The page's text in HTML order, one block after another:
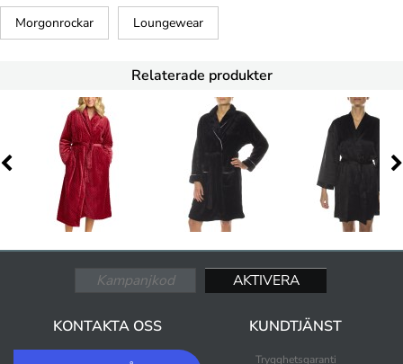
Morgonrockar Loungewear
Relaterade produkter
KONTAKTA OSS KUNDTJÄNST
Trygghetsgaranti